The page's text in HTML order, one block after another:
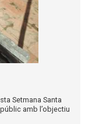
Setmana Santa
amb l’objectiu